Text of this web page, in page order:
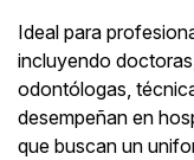
Ideal para
incluyendo
odontólogas,
desempeñan en
que buscan un